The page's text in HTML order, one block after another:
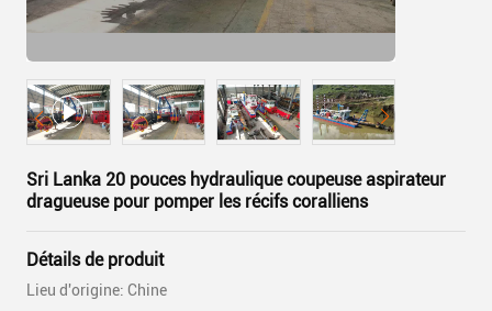
Sri Lanka 20 pouces hydraulique coupeuse aspirateur
dragueuse pour pomper les récifs coralliens
Détails de produit
Lieu d'origine: Chine